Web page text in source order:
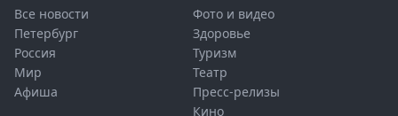
Все новости
Петербург
Россия
Мир
Афиша
Фото и видео
Здоровье
Туризм
Театр
Пресс-релизы
Кино